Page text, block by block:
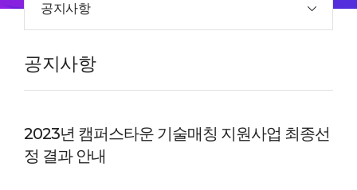
공지사항
공지사항
2023년 캠퍼스타운 기술매칭 지원사업 최종선
정 결과 안내